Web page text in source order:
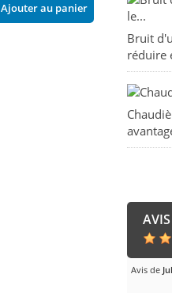
Ajouter au panier
Bruit
réduire
Avis de